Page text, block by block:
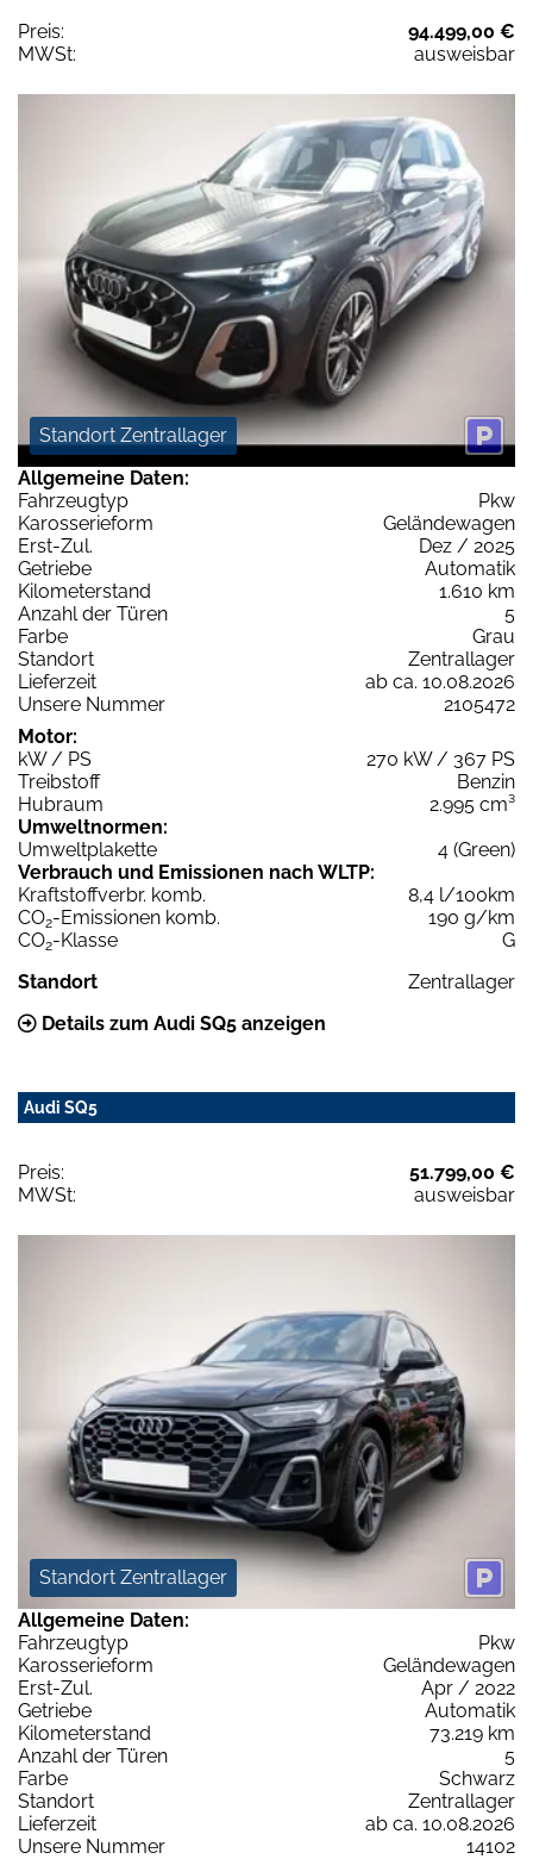
Preis:
94.499,00 €
MWSt:
ausweisbar
Standort Zentrallager
Allgemeine Daten:
Fahrzeugtyp
Pkw
Karosserieform
Geländewagen
Erst-Zul.
Dez / 2025
Getriebe
Automatik
Kilometerstand
1.610 km
Anzahl der Türen
5
Farbe
Grau
Standort
Zentrallager
Lieferzeit
ab ca. 10.08.2026
Unsere Nummer
2105472
Motor:
kW / PS
270 kW / 367 PS
Treibstoff
Benzin
Hubraum
2.995 cm³
Umweltnormen:
Umweltplakette
4 (Green)
Verbrauch und Emissionen nach WLTP:
Kraftstoffverbr. komb.
8,4 l/100km
CO2-Emissionen komb.
190 g/km
CO2-Klasse
G
Standort
Zentrallager
Details zum Audi SQ5 anzeigen
Audi SQ5
Preis:
51.799,00 €
MWSt:
ausweisbar
Standort Zentrallager
Allgemeine Daten:
Fahrzeugtyp
Pkw
Karosserieform
Geländewagen
Erst-Zul.
Apr / 2022
Getriebe
Automatik
Kilometerstand
73.219 km
Anzahl der Türen
5
Farbe
Schwarz
Standort
Zentrallager
Lieferzeit
ab ca. 10.08.2026
Unsere Nummer
14102